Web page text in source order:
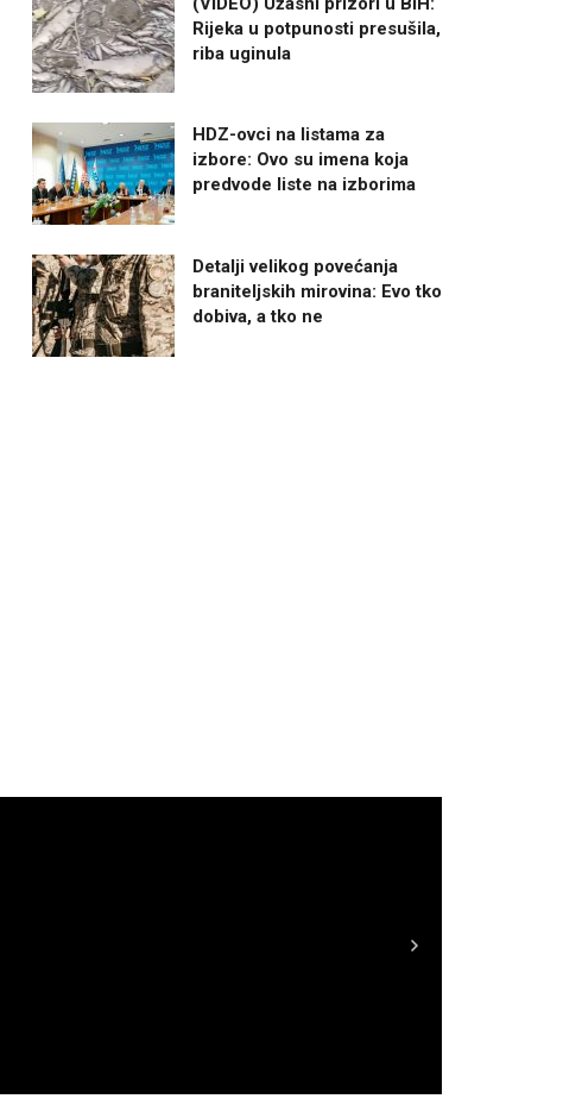
Rijeka u potpunosti presušila,
riba uginula
HDZ-ovci na listama za
izbore: Ovo su imena koja
predvode liste na izborima
Detalji velikog povećanja
braniteljskih mirovina: Evo tko
dobiva, a tko ne